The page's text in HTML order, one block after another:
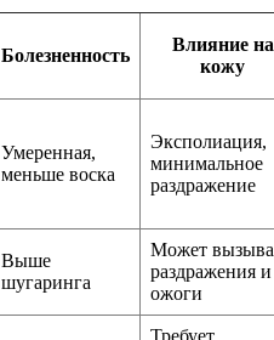
Болезненность
Влияние на
кожу
Умеренная,
меньше воска
Эксполиация,
минимальное
раздражение
Выше
шугаринга
Может
раздражения и
ожоги
Требует